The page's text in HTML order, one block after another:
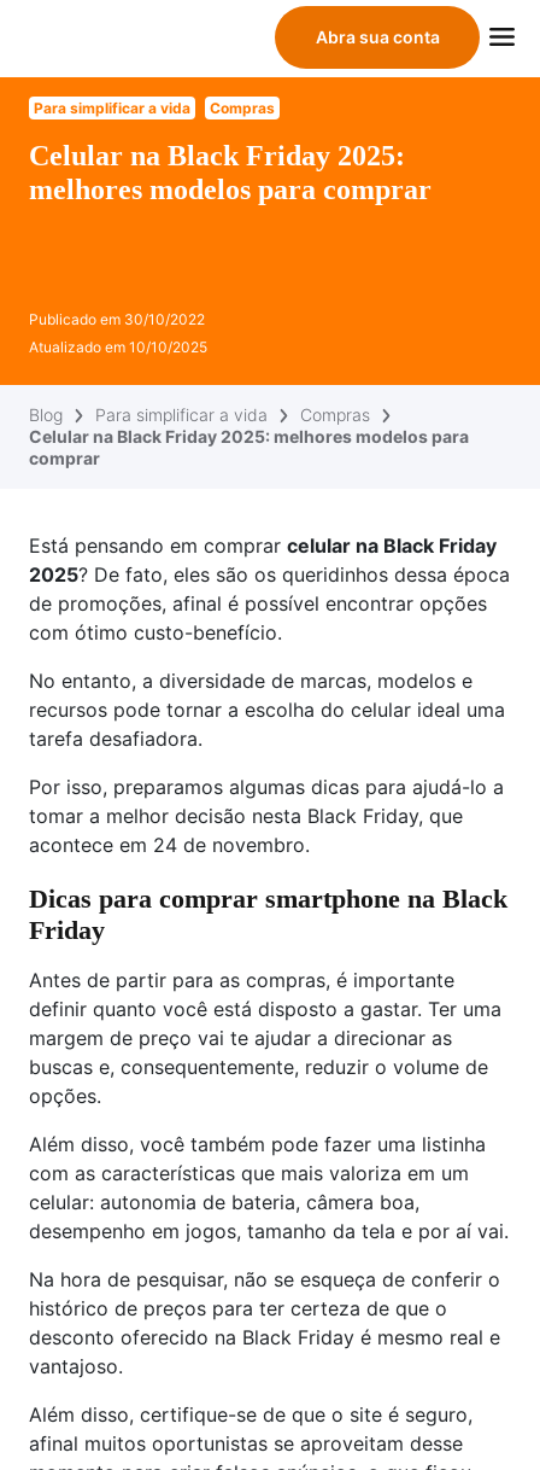
Abra sua conta
Para simplificar a vida Compras
Celular na Black Friday 2025:
melhores modelos para comprar
Publicado em 30/10/2022
Atualizado em 10/10/2025
Blog Para simplificar a vida
Compras
Celular na Black Friday 2025: melhores modelos para
comprar
Está pensando em comprar celular na Black Friday
2025? De fato, eles são os queridinhos dessa época
de promoções, afinal é possível encontrar opções
com ótimo custo-benefício.
No entanto, a diversidade de marcas, modelos e
recursos pode tornar a escolha do celular ideal uma
tarefa desafiadora.
Por isso, preparamos algumas dicas para ajudá-lo a
tomar a melhor decisão nesta Black Friday, que
acontece em 24 de novembro.
Dicas para comprar smartphone na Black
Friday
Antes de partir para as compras, é importante
definir quanto você está disposto a gastar. Ter uma
margem de preço vai te ajudar a direcionar as
buscas e, consequentemente, reduzir o volume de
opções.
Além disso, você também pode fazer uma listinha
com as características que mais valoriza em um
celular: autonomia de bateria, câmera boa,
desempenho em jogos, tamanho da tela e por aí vai.
Na hora de pesquisar, não se esqueça de conferir o
histórico de preços para ter certeza de que o
desconto oferecido na Black Friday é mesmo real e
vantajoso.
Além disso, certifique-se de que o site é seguro,
afinal muitos oportunistas se aproveitam desse